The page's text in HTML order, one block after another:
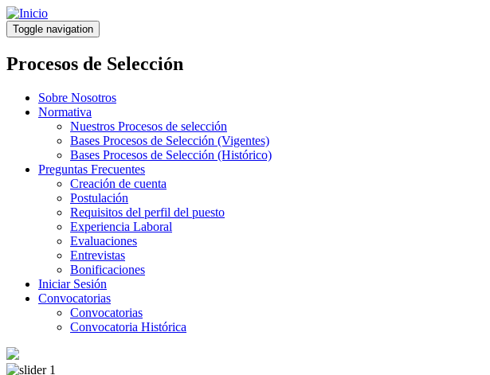
Pasar
al
contenido
principal
Toggle navigation
Procesos de Selección
Sobre Nosotros
Normativa
Nuestros Procesos de selección
Bases Procesos de Selección (Vigentes)
Bases Procesos de Selección (Histórico)
Preguntas Frecuentes
Creación de cuenta
Postulación
Requisitos del perfil del puesto
Experiencia Laboral
Evaluaciones
Entrevistas
Bonificaciones
Iniciar Sesión
Convocatorias
Convocatorias
Convocatoria Histórica